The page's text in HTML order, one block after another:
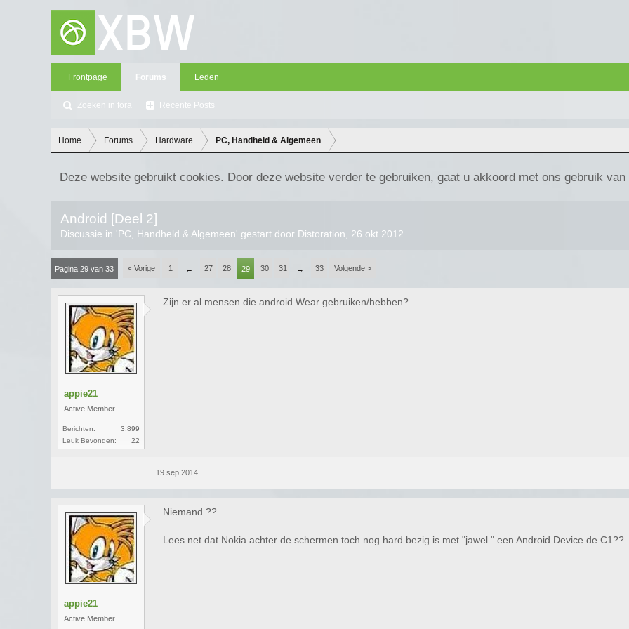
Frontpage Forums
Zoeken in fora Recente Posts
Leden
Home Forums Hardware PC, Handheld & Algemeen
Deze website gebruikt cookies. Door deze website verder te gebruiken, gaat u akkoord met ons gebruik
Android [Deel 2]
Discussie in 'PC, Handheld & Algemeen' gestart door Distoration 26 okt 2012
Pagina 29 van 33 < Vorige 1 ← 27 28 29 30 31 → 33 Volgende >
appie21
Active Member
Berichten:
3.899
Leuk Bevonden:
22
Zijn er al mensen die android Wear gebruiken/hebben?
19 sep 2014
appie21
Active Member
Niemand ??
Lees net dat Nokia achter de schermen toch nog hard bezig is met "jawel " een Android Device de C1??